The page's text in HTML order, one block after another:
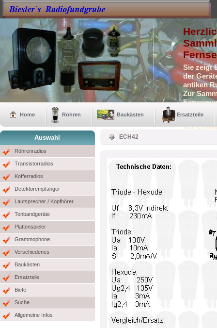
Sie zeigt
der
antiken
Zur
der
Home Röhren Baukästen Ersatzteile
Auswahl
Röhrenradios
Transistorradios
Kofferradios
Detektorempfänger
Lautsprecher / Kopfhörer
Tonbandgeräte
Plattenspieler
Grammophone
Verschiedenes
Baukästen
Ersatzteile
Biete
Suche
Allgemeine Infos
ECH42